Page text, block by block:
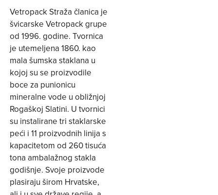
Vetropack Straža članica je
švicarske Vetropack grupe
od 1996. godine. Tvornica
je utemeljena 1860. kao
mala šumska staklana u
kojoj su se proizvodile
boce za punionicu
mineralne vode u obližnjoj
Rogaškoj Slatini. U tvornici
su instalirane tri staklarske
peći i 11 proizvodnih linija s
kapacitetom od 260 tisuća
tona ambalažnog stakla
godišnje. Svoje proizvode
plasiraju širom Hrvatske,